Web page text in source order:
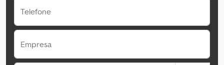
Telefone
Empresa